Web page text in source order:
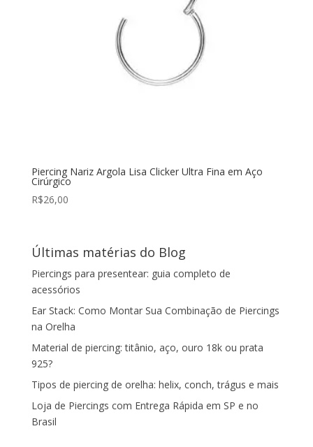
Piercing Nariz Argola Lisa Clicker Ultra Fina em Aço
Cirúrgico
R$26,00
Últimas matérias do Blog
Piercings para presentear: guia completo de
acessórios
Ear Stack: Como Montar Sua Combinação de Piercings
na Orelha
Material de piercing: titânio, aço, ouro 18k ou prata
925?
Tipos de piercing de orelha: helix, conch, trágus e mais
Loja de Piercings com Entrega Rápida em SP e no
Brasil